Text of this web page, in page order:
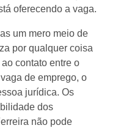
oferecendo a vaga.
um mero meio de
por qualquer coisa
contato entre o
de emprego, o
jurídica. Os
dos
não pode